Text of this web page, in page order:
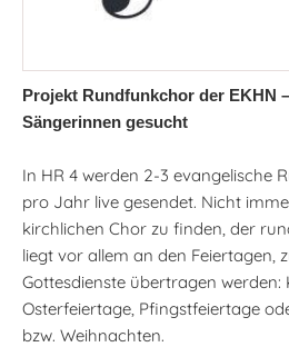
Projekt Rundfunkchor der EKHN
Sängerinnen gesucht
In HR 4 werden 2-3 evangelische
pro Jahr live gesendet. Nicht
kirchlichen Chor zu finden, der
liegt vor allem an den Feiertagen,
Gottesdienste übertragen
Osterfeiertage, Pfingstfeiertage
bzw. Weihnachten.